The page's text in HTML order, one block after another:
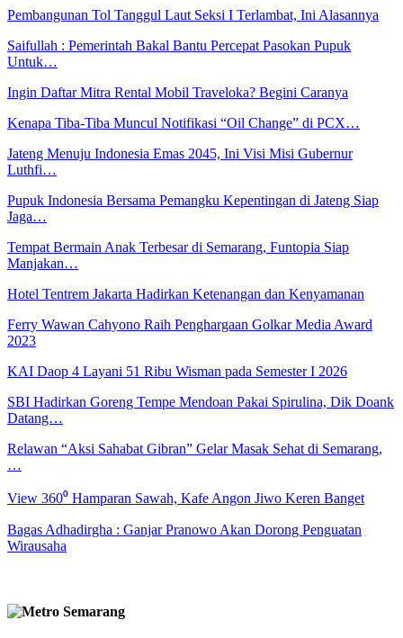
Pembangunan Tol Tanggul Laut Seksi I Terlambat, Ini Alasannya
Saifullah : Pemerintah Bakal Bantu Percepat Pasokan Pupuk
Untuk…
Ingin Daftar Mitra Rental Mobil Traveloka? Begini Caranya
Kenapa Tiba-Tiba Muncul Notifikasi “Oil Change” di PCX…
Jateng Menuju Indonesia Emas 2045, Ini Visi Misi Gubernur
Luthfi…
Pupuk Indonesia Bersama Pemangku Kepentingan di Jateng Siap
Jaga…
Tempat Bermain Anak Terbesar di Semarang, Funtopia Siap
Manjakan…
Hotel Tentrem Jakarta Hadirkan Ketenangan dan Kenyamanan
Ferry Wawan Cahyono Raih Penghargaan Golkar Media Award
2023
KAI Daop 4 Layani 51 Ribu Wisman pada Semester I 2026
SBI Hadirkan Goreng Tempe Mendoan Pakai Spirulina, Dik Doank
Datang…
Relawan “Aksi Sahabat Gibran” Gelar Masak Sehat di Semarang,
…
View 360⁰ Hamparan Sawah, Kafe Angon Jiwo Keren Banget
Bagas Adhadirgha : Ganjar Pranowo Akan Dorong Penguatan
Wirausaha